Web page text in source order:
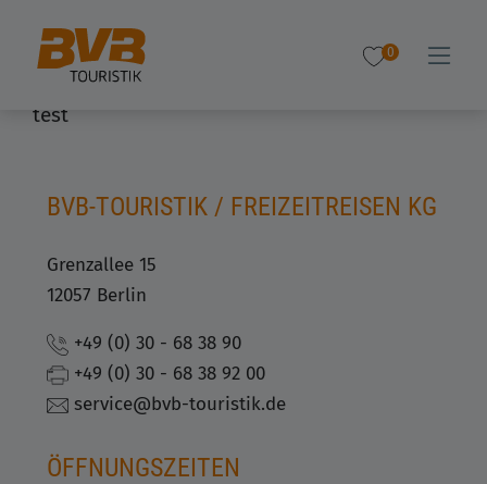
0
test
BVB-TOURISTIK / FREIZEITREISEN KG
Grenzallee 15
12057 Berlin
+49 (0) 30 - 68 38 90
+49 (0) 30 - 68 38 92 00
service@bvb-touristik.de
ÖFFNUNGSZEITEN